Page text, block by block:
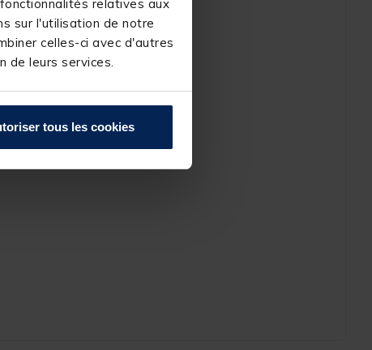
relatives aux
sur l'utilisation de notre
celles-ci avec d'autres
de leurs services.
tous les cookies